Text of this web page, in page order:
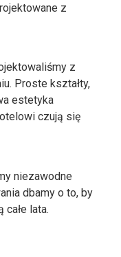
z
z
Proste kształty,
estetyka
czują się
niezawodne
dbamy o to, by
całe lata.